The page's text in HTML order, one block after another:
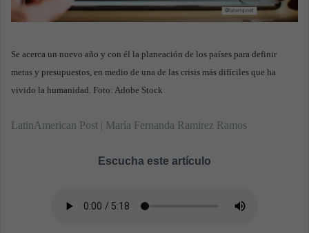
Se acerca un nuevo año y con él la planeación de los países para definir
metas y presupuestos, en medio de una de las crisis más difíciles que ha
vivido la humanidad. Foto: Adobe Stock
LatinAmerican Post | María Fernanda Ramirez Ramos
Escucha este artículo